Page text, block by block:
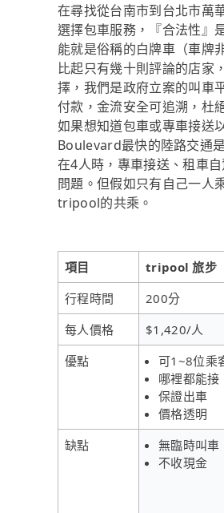
在尋找從台南市到台北市萬
選擇包車服務，『合法性』
能就是俗稱的白牌車（車牌
比起只有幾十則評論的店家
擇，我們是政府立案的叫車
付款，金流安全可追溯，杜
如果想知道包車或專車接送
Boulevard最快的陸路交通
在4人時，專車接送、租車
問題。但假如只有自己一人
tripool的共乘。
項目 tripool 旅步
行程時間
200分
每人價格
$1,420/人
優點
可1~8位乘
哪裡都能接
保證出車
價格透明
缺點
無臨時叫車
不收現金